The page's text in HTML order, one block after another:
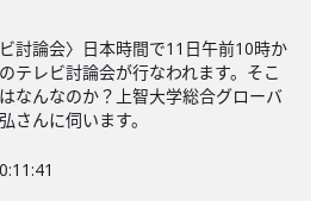
討論会〉日本時間で11日午前10時か
テレビ討論会が行なわれます。そこ
なんなのか？上智大学総合グローバ
さんに伺います。